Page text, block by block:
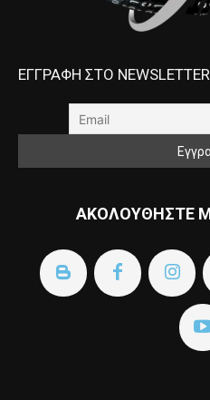
ΕΓΓΡΑΦΗ ΣΤΟ
ΑΚΟΛΟΥΘΗΣΤΕ